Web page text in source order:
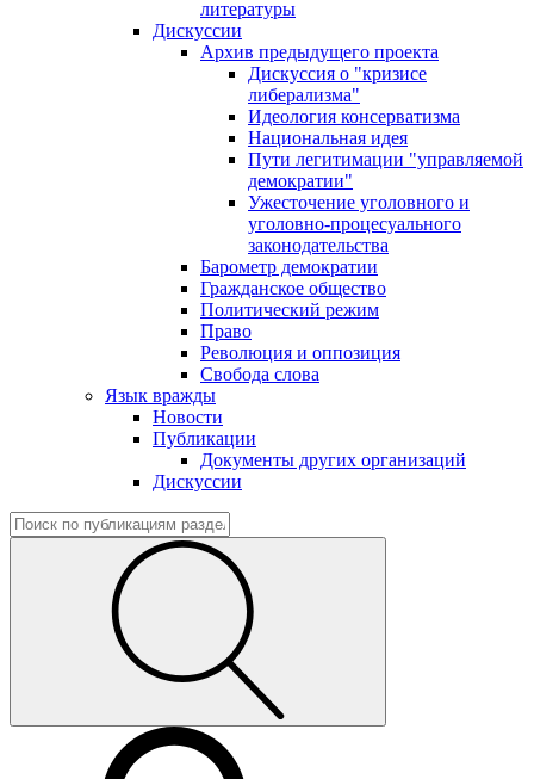
литературы
Дискуссии
Архив предыдущего проекта
Дискуссия о "кризисе
либерализма"
Идеология консерватизма
Национальная идея
Пути легитимации "управляемой
демократии"
Ужесточение уголовного и
уголовно-процесуального
законодательства
Барометр демократии
Гражданское общество
Политический режим
Право
Революция и оппозиция
Свобода слова
Язык вражды
Новости
Публикации
Документы других организаций
Дискуссии